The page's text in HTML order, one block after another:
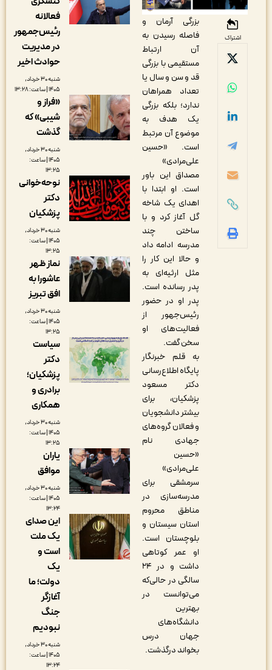
بزرگی آرمان و
فاصله رسیدن به
آن ارتباط
مستقیمی با بزرگی
قد و سن و سال یا
تعداد همراهان
ندارد؛ بلکه بزرگی
یک هدف به
موضوع آن مرتبط
است. «حسین
علی‌مرادی»
مصداق این باور
است. او ابتدا با
اهدای یک شاخه
گل آغاز کرد و با
ساختن چند
مدرسه ادامه داد
و حالا این کار را
مثل ارثیه‌ای به
پدر رسانده است.
پدر او در حضور
رئیس‌جهور از
فعالیت‌های او
سخن گفت.
به قلم خبرنگار
پایگاه اطلاع‌رسانی
دکتر مسعود
پزشکیان، برای
بیشتر دانشجویان
و فعالان گروه‌های
جهادی نام
علی‌مرادی»
سرمشقی برای
مدرسه‌سازی در
مناطق محروم
استان سیستان و
بلوچستان است.
او عمر کوتاهی
داشت و در ۲۴
سالگی در حالی‌که
می‌توانست در
دانشگاه‌های
جهان درس
بخواند درگذشت.
فعالانه
رئیس‌جمهور
در مدیریت
حوادث اخیر
شنبه ۳۰ خرداد,
«فراز و
شیبی» که
گذشت
شنبه ۳۰ خرداد,
۱۴۰۵ | ساعت:
نوحه‌خوانی
دکتر
پزشکیان
شنبه ۳۰ خرداد,
۱۴۰۵ | ساعت:
نماز ظهر
عاشورا به
افق تبریز
شنبه ۳۰ خرداد,
۱۴۰۵ | ساعت:
سیاست
دکتر
پزشکیان؛
برادری و
همکاری
شنبه ۳۰ خرداد,
۱۴۰۵ | ساعت:
یاران
موافق
شنبه ۳۰ خرداد,
۱۴۰۵ | ساعت:
این صدای
یک ملت
است و
دولت؛ ما
نبودیم
شنبه ۳۰ خرداد,
۱۴۰۵ | ساعت: